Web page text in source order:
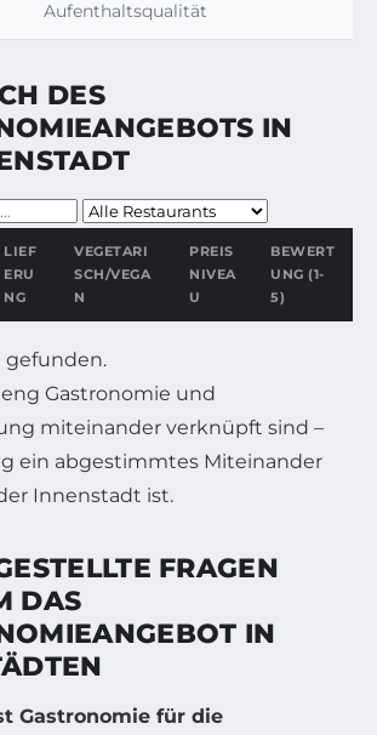
Aufenthaltsqualität
DES
IN
LIEF
ERU
NG
VEGETARI
SCH/VEGA
N
PREIS
NIVEA
U
BEWERT
UNG (1-
5)
gefunden.
Gastronomie und
miteinander verknüpft sind –
ein abgestimmtes Miteinander
Innenstadt ist.
FRAGEN
DAS
IN
Gastronomie für die